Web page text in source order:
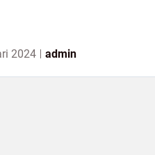
2024 admin